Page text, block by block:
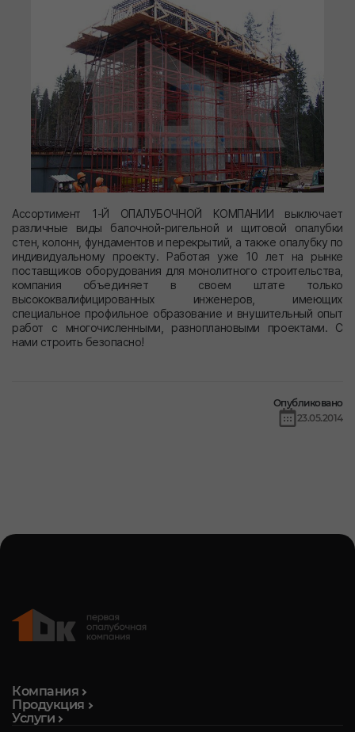
Ассортимент 1-Й ОПАЛУБОЧНОЙ КОМПАНИИ выключает
различные виды балочной-ригельной и щитовой опалубки
стен, колонн, фундаментов и перекрытий, а также опалубку по
индивидуальному проекту. Работая уже 10 лет на рынке
поставщиков оборудования для монолитного строительства,
компания объединяет в своем штате только
высококвалифицированных инженеров, имеющих
специальное профильное образование и внушительный опыт
работ с многочисленными, разноплановыми проектами. С
нами строить безопасно!
Опубликовано
23.05.2014
Компания
Продукция
Услуги